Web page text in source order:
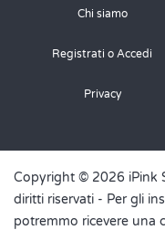
Chi siamo
Registrati o Accedi
Privacy
Copyright © 2026 iPink
diritti riservati - Per gli
potremmo ricevere una